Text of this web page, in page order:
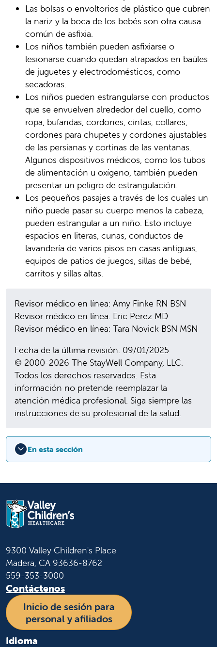
Las bolsas o envoltorios de plástico que cubren
la nariz y la boca de los bebés son otra causa
común de asfixia.
Los niños también pueden asfixiarse o
lesionarse cuando quedan atrapados en baúles
de juguetes y electrodomésticos, como
secadoras.
Los niños pueden estrangularse con productos
que se envuelven alrededor del cuello, como
ropa, bufandas, cordones, cintas, collares,
cordones para chupetes y cordones ajustables
de las persianas y cortinas de las ventanas.
Algunos dispositivos médicos, como los tubos
de alimentación u oxígeno, también pueden
presentar un peligro de estrangulación.
Los pequeños pasajes a través de los cuales un
niño puede pasar su cuerpo menos la cabeza,
pueden estrangular a un niño. Esto incluye
espacios en literas, cunas, conductos de
lavandería de varios pisos en casas antiguas,
equipos de patios de juegos, sillas de bebé,
carritos y sillas altas.
Revisor médico en línea: Amy Finke RN BSN
Revisor médico en línea: Eric Perez MD
Revisor médico en línea: Tara Novick BSN MSN
Fecha de la última revisión: 09/01/2025
© 2000-2026 The StayWell Company, LLC.
Todos los derechos reservados. Esta
información no pretende reemplazar la
atención médica profesional. Siga siempre las
instrucciones de su profesional de la salud.
En esta sección
9300 Valley Children's Place
Madera, CA 93636-8762
559-353-3000
Contáctenos
Inicio de sesión para
personal y afiliados
Idioma